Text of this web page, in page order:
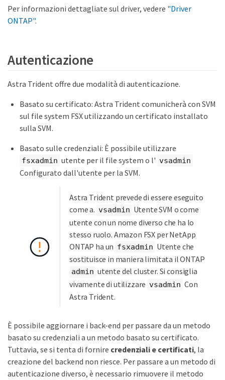
Per informazioni dettagliate sul driver, vedere "Driver
ONTAP".
Autenticazione
Astra Trident offre due modalità di autenticazione.
Basato su certificato: Astra Trident comunicherà con SVM
sul file system FSX utilizzando un certificato installato
sulla SVM.
Basato sulle credenziali: È possibile utilizzare
fsxadmin utente per il file system o l' vsadmin
Configurato dall'utente per la SVM.
Astra Trident prevede di essere eseguito
come a. vsadmin Utente SVM o come
utente con un nome diverso che ha lo
stesso ruolo. Amazon FSX per NetApp
ONTAP ha un fsxadmin Utente che
sostituisce in maniera limitata il ONTAP
admin utente del cluster. Si consiglia
vivamente di utilizzare vsadmin Con
Astra Trident.
È possibile aggiornare i back-end per passare da un metodo
basato su credenziali a un metodo basato su certificato.
Tuttavia, se si tenta di fornire credenziali e certificati, la
creazione del backend non riesce. Per passare a un metodo di
autenticazione diverso, è necessario rimuovere il metodo